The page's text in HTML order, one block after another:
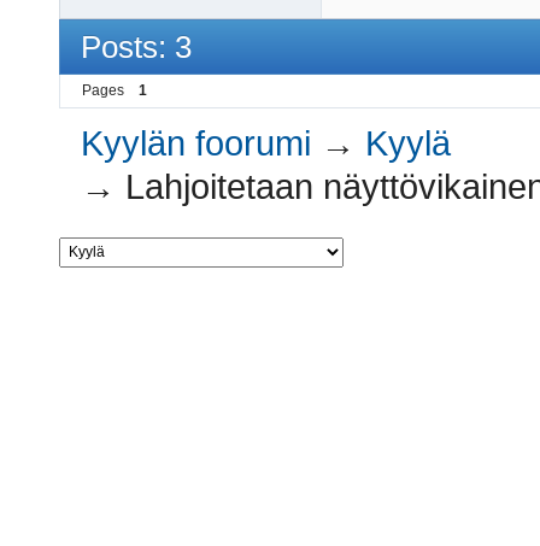
Posts: 3
Pages 1
Kyylän foorumi → Kyylä
→ Lahjoitetaan